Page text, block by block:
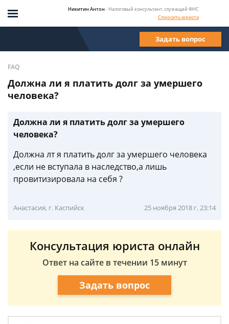
Никитин Антон - Налоговый консультант, служащий ФНС
Спросить юриста
Задать вопрос
FAQ
Должна ли я платить долг за умершего
человека?
Должна ли я платить долг за умершего
человека?
Должна лт я платить долг за умершего человека
,если не вступала в наследство,а лишь
провитизировала на себя ?
Анастасия, г. Каспийск 25 ноября 2018 г. 23:14
Консультация юриста онлайн
Ответ на сайте в течении 15 минут
Задать вопрос